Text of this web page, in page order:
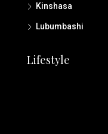
Kinshasa
Lubumbashi
Lifestyle